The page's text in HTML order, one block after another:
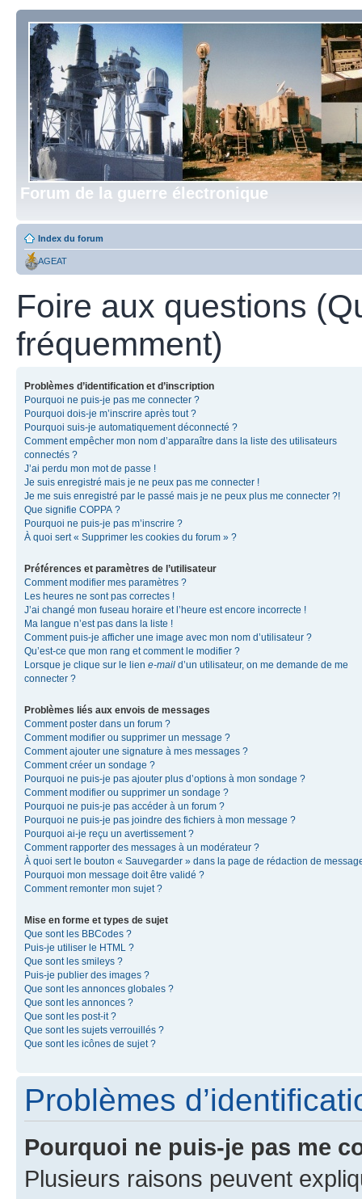
Forum de la guerre électronique
Index du forum
AGEAT
Foire aux questions
fréquemment)
Problèmes d’identification et d’inscription
Pourquoi ne puis-je pas me connecter ?
Pourquoi dois-je m’inscrire après tout ?
Pourquoi suis-je automatiquement déconnecté ?
Comment empêcher mon nom d’apparaître dans la liste des utilisateurs
connectés ?
J’ai perdu mon mot de passe !
Je suis enregistré mais je ne peux pas me connecter !
Je me suis enregistré par le passé mais je ne peux plus me connecter ?!
Que signifie COPPA ?
Pourquoi ne puis-je pas m’inscrire ?
À quoi sert « Supprimer les cookies du forum » ?
Préférences et paramètres de l’utilisateur
Comment modifier mes paramètres ?
Les heures ne sont pas correctes !
J’ai changé mon fuseau horaire et l’heure est encore incorrecte !
Ma langue n’est pas dans la liste !
Comment puis-je afficher une image avec mon nom d’utilisateur ?
Qu’est-ce que mon rang et comment le modifier ?
Lorsque je clique sur le lien e-mail d’un utilisateur, on me demande de me
connecter ?
Problèmes liés aux envois de messages
Comment poster dans un forum ?
Comment modifier ou supprimer un message ?
Comment ajouter une signature à mes messages ?
Comment créer un sondage ?
Pourquoi ne puis-je pas ajouter plus d’options à mon sondage ?
Comment modifier ou supprimer un sondage ?
Pourquoi ne puis-je pas accéder à un forum ?
Pourquoi ne puis-je pas joindre des fichiers à mon message ?
Pourquoi ai-je reçu un avertissement ?
Comment rapporter des messages à un modérateur ?
À quoi sert le bouton « Sauvegarder » dans la page de rédaction de
Pourquoi mon message doit être validé ?
Comment remonter mon sujet ?
Mise en forme et types de sujet
Que sont les BBCodes ?
Puis-je utiliser le HTML ?
Que sont les smileys ?
Puis-je publier des images ?
Que sont les annonces globales ?
Que sont les annonces ?
Que sont les post-it ?
Que sont les sujets verrouillés ?
Que sont les icônes de sujet ?
Problèmes
Pourquoi ne puis-je pas me
Plusieurs raisons peuvent